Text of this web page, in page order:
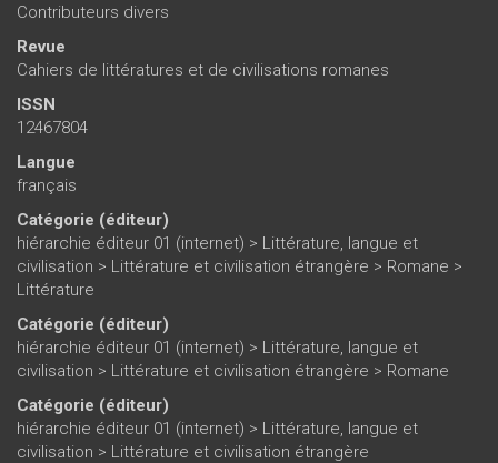
Contributeurs divers
Revue
Cahiers de littératures et de civilisations romanes
ISSN
12467804
Langue
français
Catégorie (éditeur)
hiérarchie éditeur 01 (internet) > Littérature, langue et
civilisation > Littérature et civilisation étrangère > Romane >
Littérature
Catégorie (éditeur)
hiérarchie éditeur 01 (internet) > Littérature, langue et
civilisation > Littérature et civilisation étrangère > Romane
Catégorie (éditeur)
hiérarchie éditeur 01 (internet) > Littérature, langue et
civilisation > Littérature et civilisation étrangère